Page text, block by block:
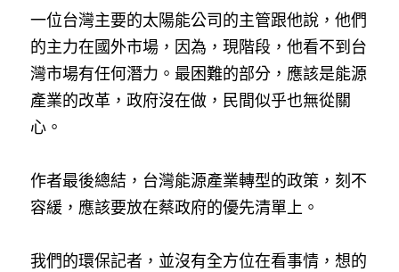
一位台灣主要的太陽能公司的主管跟他說，他們
的主力在國外市場，因為，現階段，他看不到台
灣市場有任何潛力。最困難的部分，應該是能源
產業的改革，政府沒在做，民間似乎也無從關
心。
作者最後總結，台灣能源產業轉型的政策，刻不
容緩，應該要放在蔡政府的優先清單上。
我們的環保記者，並沒有全方位在看事情，想的